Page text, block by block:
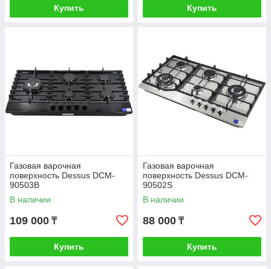
Купить Купить
Газовая варочная
поверхность Dessus DCM-
90503B
В наличии
109 000 ₸
Купить
Газовая варочная
поверхность Dessus DCM-
90502S
В наличии
88 000 ₸
Купить